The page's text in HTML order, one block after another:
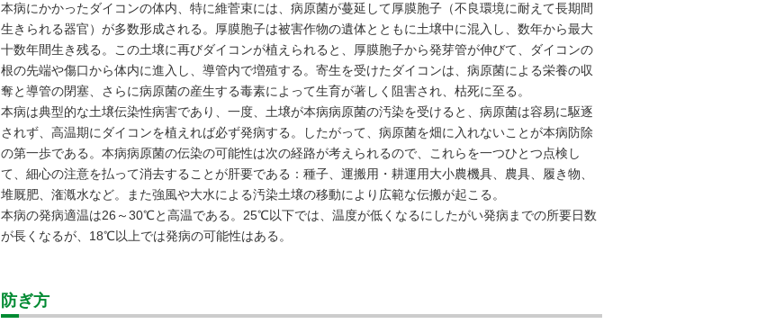
本病にかかったダイコンの体内、特に維菅束には、病原菌が蔓延して厚膜胞子（不良環境に耐えて長期間
生きられる器官）が多数形成される。厚膜胞子は被害作物の遺体とともに土壌中に混入し、数年から最大
十数年間生き残る。この土壌に再びダイコンが植えられると、厚膜胞子から発芽管が伸びて、ダイコンの
根の先端や傷口から体内に進入し、導管内で増殖する。寄生を受けたダイコンは、病原菌による栄養の収
奪と導管の閉塞、さらに病原菌の産生する毒素によって生育が著しく阻害され、枯死に至る。
本病は典型的な土壌伝染性病害であり、一度、土壌が本病病原菌の汚染を受けると、病原菌は容易に駆逐
されず、高温期にダイコンを植えれば必ず発病する。したがって、病原菌を畑に入れないことが本病防除
の第一歩である。本病病原菌の伝染の可能性は次の経路が考えられるので、これらを一つひとつ点検し
て、細心の注意を払って消去することが肝要である：種子、運搬用・耕運用大小農機具、農具、履き物、
堆厩肥、潅漑水など。また強風や大水による汚染土壌の移動により広範な伝搬が起こる。
本病の発病適温は26～30℃と高温である。25℃以下では、温度が低くなるにしたがい発病までの所要日数
が長くなるが、18℃以上では発病の可能性はある。
防ぎ方